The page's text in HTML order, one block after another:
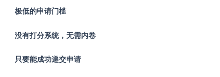
极低的申请门槛
没有打分系统，无需内卷
只要能成功递交申请